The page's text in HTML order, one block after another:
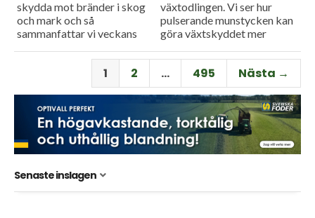
skydda mot bränder i skog
och mark och så
sammanfattar vi veckans
en söndagstävling.
växtodlingen. Vi ser hur
pulserande munstycken kan
göra växtskyddet mer
såmaskin med tre separata
tankar kan...
1 2 … 495 Nästa →
Senaste inslagen